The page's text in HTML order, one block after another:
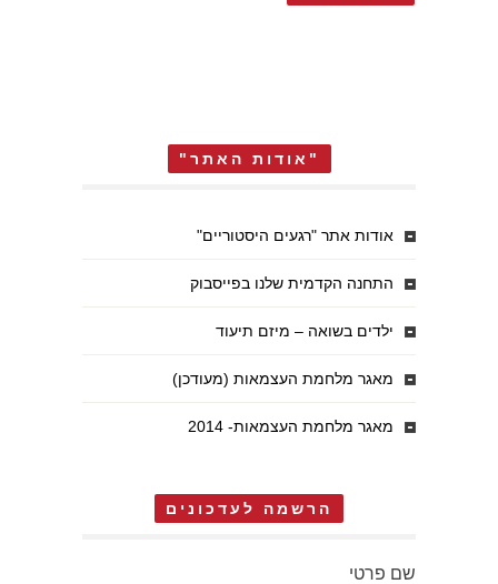
"אודות האתר"
אודות אתר "רגעים היסטוריים"
התחנה הקדמית שלנו בפייסבוק
ילדים בשואה – מיזם תיעוד
מאגר מלחמת העצמאות (מעודכן)
מאגר מלחמת העצמאות- 2014
הרשמה לעדכונים
שם פרטי